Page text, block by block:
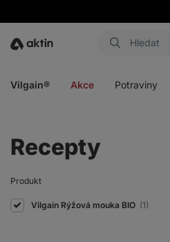
Aktin
Vilgain® Akce Potraviny
Recepty
Produkt
Vilgain Rýžová mouka BIO (1)